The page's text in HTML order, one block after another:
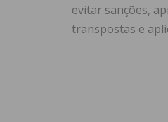
evitar sanções,
transpostas e